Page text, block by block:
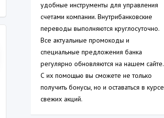
удобные инструменты для управления
счетами компании. Внутрибанковские
переводы выполняются круглосуточно.
Все актуальные промокоды и
специальные предложения банка
регулярно обновляются на нашем сайте.
С их помощью вы сможете не только
получить бонусы, но и оставаться в курсе
свежих акций.